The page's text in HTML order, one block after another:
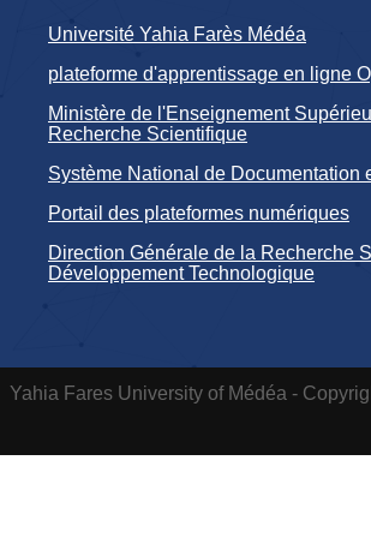
Université Yahia Farès Médéa
plateforme d'apprentissage en ligne
Ministère de l'Enseignement
Recherche Scientifique
Système National de Documentation
Portail des plateformes numériques
Direction Générale de la Recherche
Développement Technologique
Yahia Fares University of Médéa -